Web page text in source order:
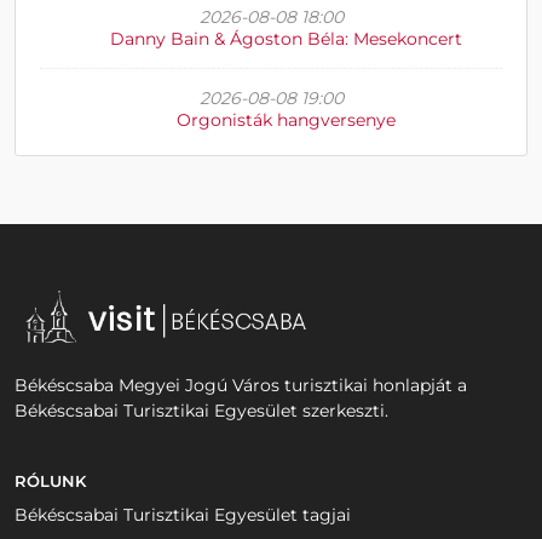
2026-08-08 18:00
Danny Bain & Ágoston Béla: Mesekoncert
2026-08-08 19:00
Orgonisták hangversenye
Békéscsaba Megyei Jogú Város turisztikai honlapját a
Békéscsabai Turisztikai Egyesület szerkeszti.
RÓLUNK
Békéscsabai Turisztikai Egyesület tagjai